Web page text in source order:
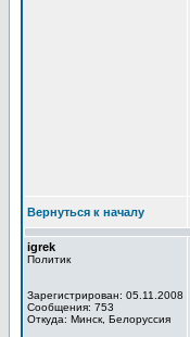
Вернуться к началу
igrek
Политик
Зарегистрирован: 05.11.2008
Сообщения: 753
Откуда: Минск, Белоруссия